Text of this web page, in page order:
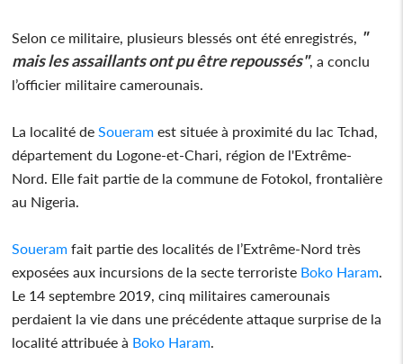
Selon ce militaire, plusieurs blessés ont été enregistrés, "
mais les assaillants ont pu être repoussés", a conclu
l’officier militaire camerounais.
La localité deSoueram est située à proximité du lac Tchad,
département du Logone-et-Chari, région de l'Extrême-
Nord. Elle fait partie de la commune de Fotokol, frontalière
au Nigeria.
Soueram fait partie des localités de l’Extrême-Nord très
exposées aux incursions de la secte terroriste Boko Haram.
Le 14 septembre 2019, cinq militaires camerounais
perdaient la vie dans une précédente attaque surprise de la
localité attribuée à Boko Haram.